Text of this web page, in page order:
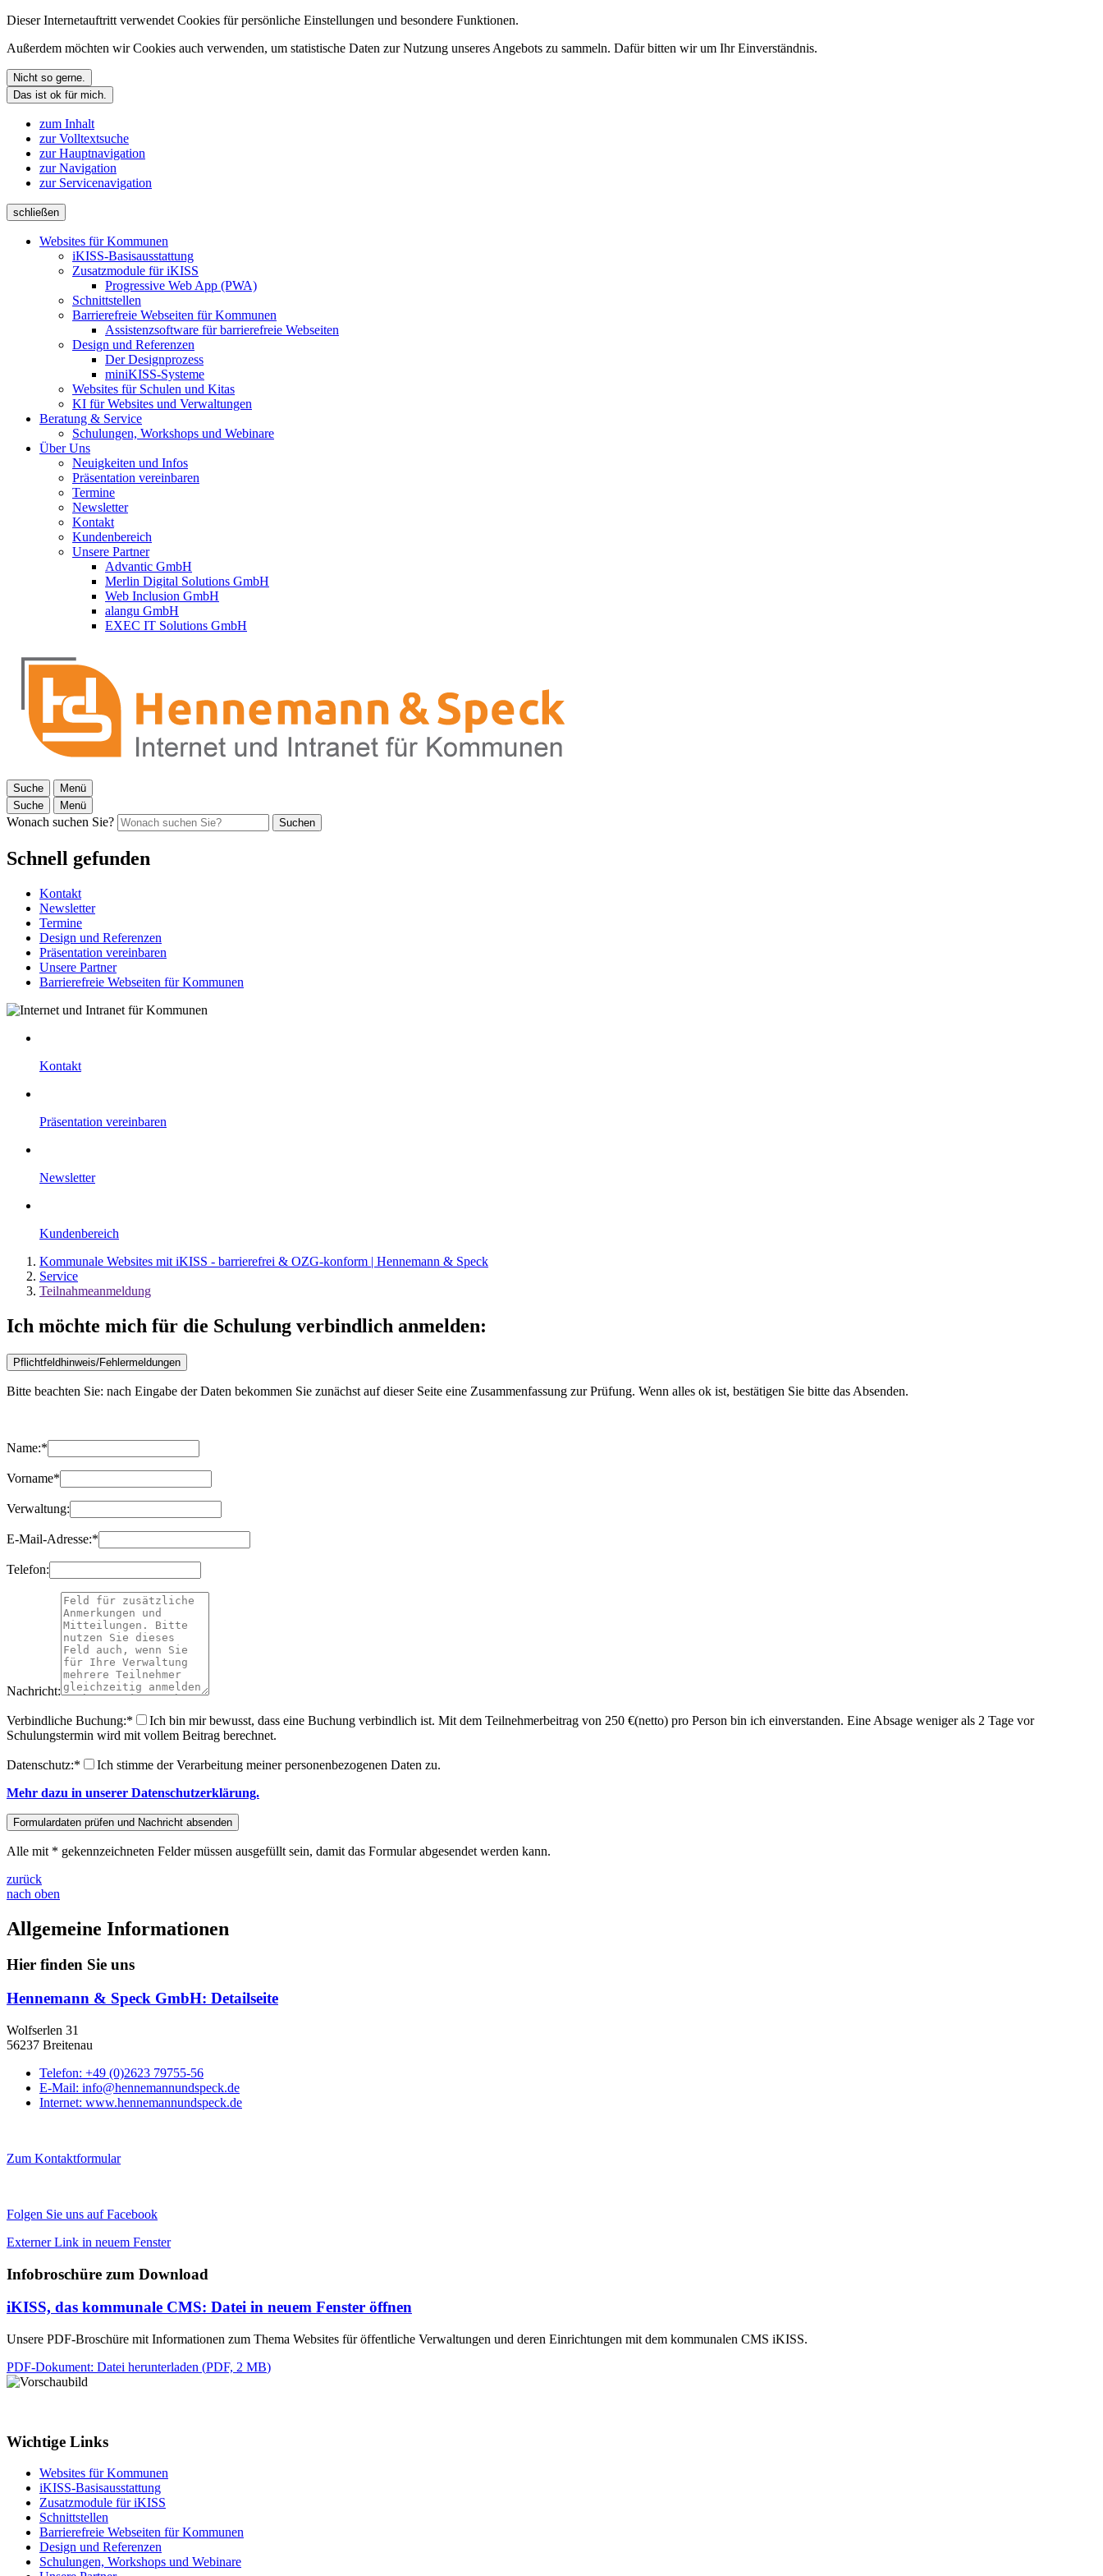
Dieser Internetauftritt verwendet Cookies für persönliche Einstellungen und besondere Funktionen.
Außerdem möchten wir Cookies auch verwenden, um statistische Daten zur Nutzung unseres Angebots zu sammeln. Dafür bitten wir um Ihr Einverständnis.
Nicht so gerne.
Das ist ok für mich.
zum Inhalt
zur Volltextsuche
zur Hauptnavigation
zur Navigation
zur Servicenavigation
schließen
Websites für Kommunen
iKISS-Basisausstattung
Zusatzmodule für iKISS
Progressive Web App (PWA)
Schnittstellen
Barrierefreie Webseiten für Kommunen
Assistenzsoftware für barrierefreie Webseiten
Design und Referenzen
Der Designprozess
miniKISS-Systeme
Websites für Schulen und Kitas
KI für Websites und Verwaltungen
Beratung & Service
Schulungen, Workshops und Webinare
Über Uns
Neuigkeiten und Infos
Präsentation vereinbaren
Termine
Newsletter
Kontakt
Kundenbereich
Unsere Partner
Advantic GmbH
Merlin Digital Solutions GmbH
Web Inclusion GmbH
alangu GmbH
EXEC IT Solutions GmbH
Suche
Menü
Suche
Menü
Wonach suchen Sie? Suchen
Schnell gefunden
Kontakt
Newsletter
Termine
Design und Referenzen
Präsentation vereinbaren
Unsere Partner
Barrierefreie Webseiten für Kommunen
Kontakt
Präsentation vereinbaren
Newsletter
Kundenbereich
Kommunale Websites mit iKISS - barrierefrei & OZG-konform | Hennemann & Speck
Service
Teilnahmeanmeldung
Ich möchte mich für die Schulung verbindlich anmelden:
Bitte beachten Sie: nach Eingabe der Daten bekommen Sie zunächst auf dieser Seite eine Zusammenfassung zur Prüfung. Wenn alles ok ist, bestätigen Sie bitte das Absenden.
Name:*
Vorname*
Verwaltung:
E-Mail-Adresse:*
Telefon:
Nachricht:
Verbindliche Buchung:*
Ich bin mir bewusst, dass eine Buchung verbindlich ist. Mit dem Teilnehmerbeitrag von 250 €(netto) pro Person bin ich einverstanden. Eine Absage weniger als 2 Tage vor
Schulungstermin wird mit vollem Beitrag berechnet.
Datenschutz:*
Ich stimme der Verarbeitung meiner personenbezogenen Daten zu.
Mehr dazu in unserer Datenschutzerklärung.
Alle mit * gekennzeichneten Felder müssen ausgefüllt sein, damit das Formular abgesendet werden kann.
zurück
nach oben
Allgemeine Informationen
Hier finden Sie uns
Hennemann & Speck GmbH: Detailseite
Wolfserlen 31
56237 Breitenau
Telefon: +49 (0)2623 79755-56
E-Mail: info@hennemannundspeck.de
Internet: www.hennemannundspeck.de
Zum Kontaktformular
Folgen Sie uns auf Facebook
Externer Link in neuem Fenster
Infobroschüre zum Download
iKISS, das kommunale CMS: Datei in neuem Fenster öffnen
Unsere PDF-Broschüre mit Informationen zum Thema Websites für öffentliche Verwaltungen und deren Einrichtungen mit dem kommunalen CMS iKISS.
PDF-Dokument: Datei herunterladen (PDF, 2 MB)
Wichtige Links
Websites für Kommunen
iKISS-Basisausstattung
Zusatzmodule für iKISS
Schnittstellen
Barrierefreie Webseiten für Kommunen
Design und Referenzen
Schulungen, Workshops und Webinare